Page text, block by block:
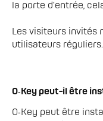
la porte d’entrée,
Les visiteurs invités
O‑Key peut-il être
O‑Key peut être